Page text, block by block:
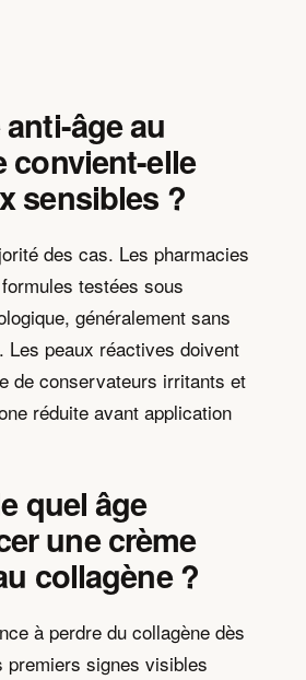
âge au
convient-elle
sensibles ?
des cas. Les pharmacies
testées sous
généralement sans
Les peaux réactives doivent
de conservateurs irritants et
réduite avant application
quel âge
une crème
collagène ?
à perdre du collagène dès
premiers signes visibles